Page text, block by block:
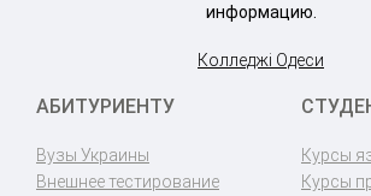
информацию.
Колледжі Одеси
АБИТУРИЕНТУ
Вузы Украины
Внешнее тестирование
Курсы
Курсы